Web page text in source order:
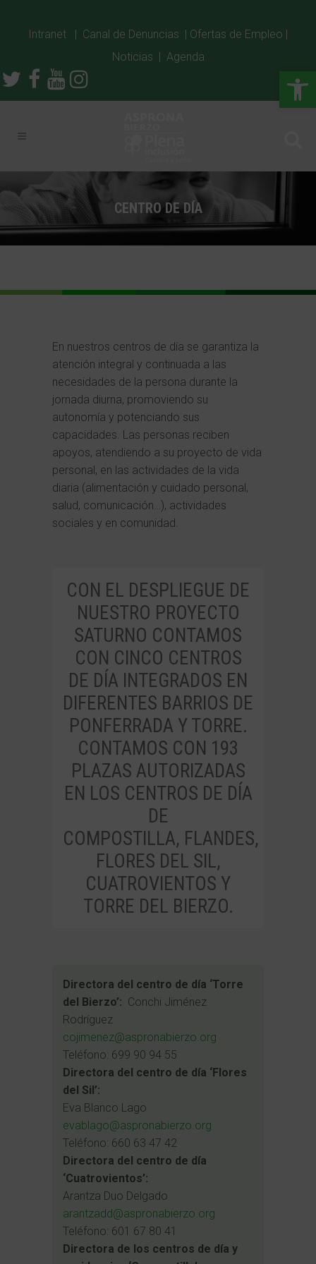
Intranet | Canal de Denuncias | Ofertas de Empleo |
Noticias | Agenda
CENTRO DE DÍA
En nuestros centros de día se garantiza la
atención integral y continuada a las
necesidades de la persona durante la
jornada diurna, promoviendo su
autonomía y potenciando sus
capacidades. Las personas reciben
apoyos, atendiendo a su proyecto de vida
personal, en las actividades de la vida
diaria (alimentación y cuidado personal,
salud, comunicación…), actividades
sociales y en comunidad.
CON EL DESPLIEGUE DE
NUESTRO PROYECTO
SATURNO CONTAMOS
CON CINCO CENTROS
DE DÍA INTEGRADOS EN
DIFERENTES BARRIOS DE
PONFERRADA Y TORRE.
CONTAMOS CON 193
PLAZAS AUTORIZADAS
EN LOS CENTROS DE DÍA
DE
COMPOSTILLA, FLANDES,
FLORES DEL SIL,
CUATROVIENTOS Y
TORRE DEL BIERZO.
Directora del centro de día ‘Torre
del Bierzo’: Conchi Jiménez
Rodríguez
cojimenez@aspronabierzo.org
Teléfono: 699 90 94 55
Directora del centro de día ‘Flores
del Sil’:
Eva Blanco Lago
evablago@aspronabierzo.org
Teléfono: 660 63 47 42
Directora del centro de día
‘Cuatrovientos’:
Arantza Duo Delgado
arantzadd@aspronabierzo.org
Teléfono: 601 67 80 41
Directora de los centros de día y